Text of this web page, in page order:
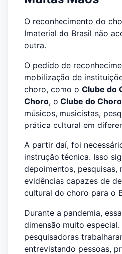
O reconhecimento do
Imaterial do Brasil não
outra.
O pedido de
mobilização de
choro, como o Clube do
Choro, o Clube do
músicos, musicistas,
prática cultural em
A partir daí, foi
instrução técnica. Isso
depoimentos, pesquisas,
evidências capazes de
cultural do choro para o
Durante a pandemia,
dimensão muito especial.
pesquisadoras
entrevistando pessoas,